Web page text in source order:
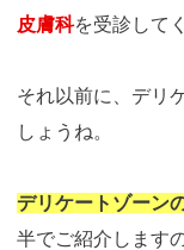
皮膚科を受診して
それ以前に、デリ
しょうね。
デリケートゾーン
半でご紹介します